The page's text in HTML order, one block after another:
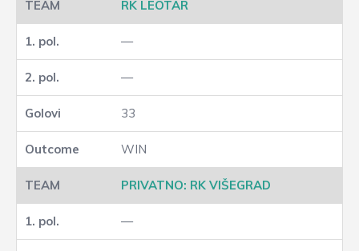
RK LEOTAR
—
—
33
WIN
PRIVATNO: RK VIŠEGRAD
—